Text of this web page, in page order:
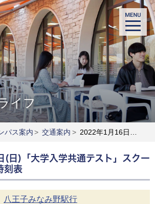
イフ
パス案内 > 交通案内 > 2022年1月16日(日)「大学入学共通テスト」スクールバス臨時運行時刻表
)「大学入学共通テスト」スクー
刻表
八王子みなみ野駅行